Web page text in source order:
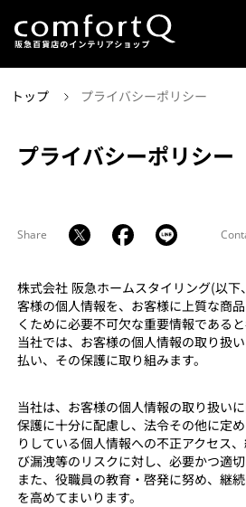
トップ プライバシーポリシー
プライバシーポリシー
Share
株式会社 阪急ホームスタイリング(以
客様の個人情報を、お客様に上質な商
くために必要不可欠な重要情報であると
当社では、お客様の個人情報の取り扱
払い、その保護に取り組みます。
当社は、お客様の個人情報の取り扱い
保護に十分に配慮し、法令その他に定
りしている個人情報への不正アクセス
び漏洩等のリスクに対し、必要かつ適切
また、役職員の教育・啓発に努め、継
を高めてまいります。